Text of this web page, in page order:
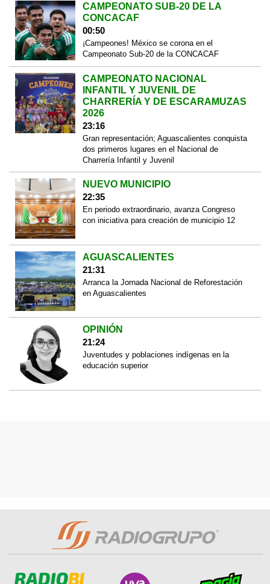
CAMPEONATO SUB-20 DE LA
CONCACAF
00:50
¡Campeones! México se corona en el
Campeonato Sub-20 de la CONCACAF
CAMPEONATO NACIONAL
INFANTIL Y JUVENIL DE
CHARRERÍA Y DE ESCARAMUZAS
2026
23:16
Gran representación; Aguascalientes conquista
dos primeros lugares en el Nacional de
Charrería Infantil y Juvenil
NUEVO MUNICIPIO
22:35
En periodo extraordinario, avanza Congreso
con iniciativa para creación de municipio 12
AGUASCALIENTES
21:31
Arranca la Jornada Nacional de Reforestación
en Aguascalientes
OPINIÓN
21:24
Juventudes y poblaciones indígenas en la
educación superior